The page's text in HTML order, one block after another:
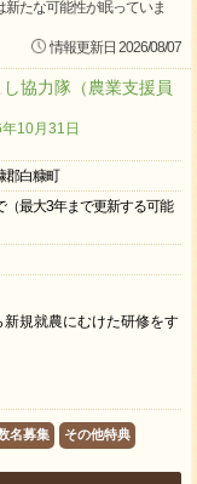
たな可能性が眠っていま
情報更新日 2026/08/07
協力隊（農業支援員
10月31日
郡白糠町
（最大3年まで更新する可能
規就農にむけた研修をす
名募集 その他特典